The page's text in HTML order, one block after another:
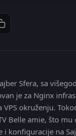
članak
Kopiraj link
Sfera, sa
je za Nginx
okruženju.
Belle amie, što
konfiguracije na